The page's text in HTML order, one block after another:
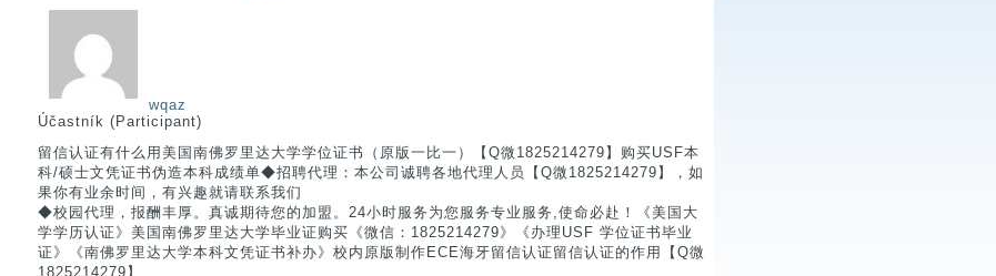
wqaz
Účastník (Participant)
留信认证有什么用美国南佛罗里达大学学位证书（原版一比一）【Q微1825214279】购买USF本
科/硕士文凭证书伪造本科成绩单◆招聘代理：本公司诚聘各地代理人员【Q微1825214279】，如
果你有业余时间，有兴趣就请联系我们
◆校园代理，报酬丰厚。真诚期待您的加盟。24小时服务为您服务专业服务,使命必赴！《美国大
学学历认证》美国南佛罗里达大学毕业证购买《微信：1825214279》《办理USF 学位证书毕业
证》《南佛罗里达大学本科文凭证书补办》校内原版制作ECE海牙留信认证留信认证的作用【Q微
1825214279】